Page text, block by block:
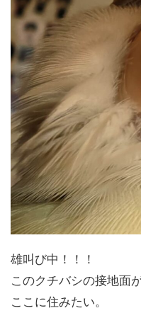
雄叫び中！！！
このクチバシの接地面
ここに住みたい。